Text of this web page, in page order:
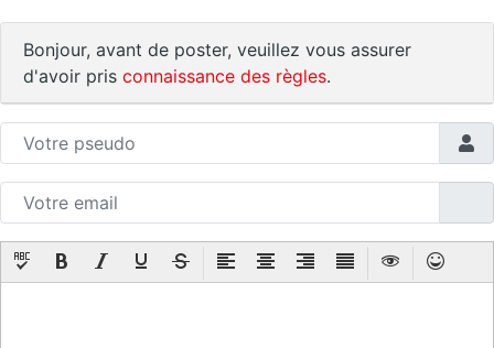
Bonjour, avant de poster, veuillez vous assurer
d'avoir pris connaissance des règles.